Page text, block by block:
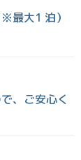
最大1 泊）
、ご安心く